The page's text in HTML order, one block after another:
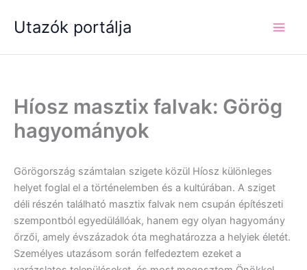
Utazók portálja
Híosz masztix falvak: Görög
hagyományok
Görögország számtalan szigete közül Híosz különleges
helyet foglal el a történelemben és a kultúrában. A sziget
déli részén található masztix falvak nem csupán építészeti
szempontból egyedülállóak, hanem egy olyan hagyomány
őrzői, amely évszázadok óta meghatározza a helyiek életét.
Személyes utazásom során felfedeztem ezeket a